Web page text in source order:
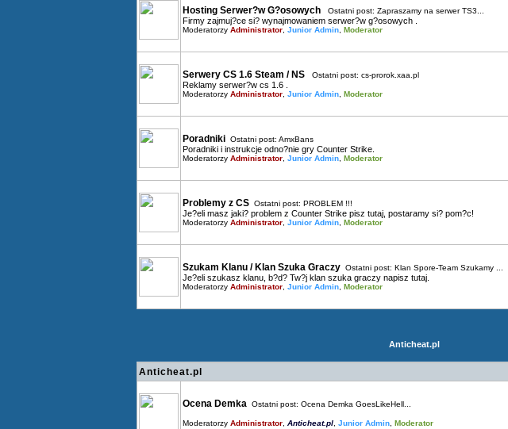
Hosting Serwer?w G?osowych Ostatni post: Zapraszamy na serwer TS3...
Firmy zajmuj?ce si? wynajmowaniem serwer?w g?osowych .
Moderatorzy Administrator Junior Admin Moderator
Serwery CS 1.6 Steam / NS Ostatni post: cs-prorok.xaa.pl
Reklamy serwer?w cs 1.6 .
Moderatorzy Administrator Junior Admin Moderator
Poradniki Ostatni post: AmxBans
Poradniki i instrukcje odno?nie gry Counter Strike.
Moderatorzy Administrator Junior Admin Moderator
Problemy z CS Ostatni post: PROBLEM !!!
Je?eli masz jaki? problem z Counter Strike pisz tutaj, postaramy si? pom?c!
Moderatorzy Administrator Junior Admin Moderator
Szukam Klanu / Klan Szuka Graczy Ostatni post: Klan Spore-Team Szukamy ...
Je?eli szukasz klanu, b?d? Tw?j klan szuka graczy napisz tutaj.
Moderatorzy Administrator Junior Admin Moderator
Anticheat.pl
Anticheat.pl
Ocena Demka Ostatni post: Ocena Demka GoesLikeHell...
Moderatorzy Administrator Anticheat.pl Junior Admin Moderator